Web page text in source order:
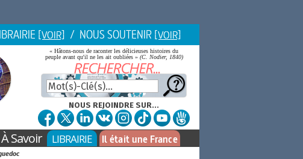
[VOIR] / NOUS SOUTENIR [VOIR]
« Hâtons-nous de raconter les délicieuses histoires du
peuple avant qu'il ne les ait oubliées » (C. Nodier, 1840)
NOUS REJOINDRE SUR...
À Savoir LIBRAIRIE Il était une France